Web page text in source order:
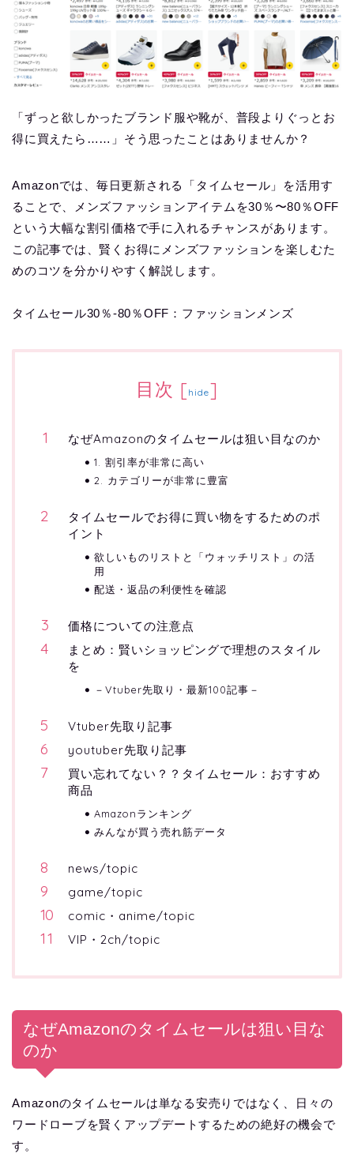
「ずっと欲しかったブランド服や靴が、普段よりぐっとお
得に買えたら……」そう思ったことはありませんか？
Amazonでは、毎日更新される「タイムセール」を活用す
ることで、メンズファッションアイテムを30％〜80％OFF
という大幅な割引価格で手に入れるチャンスがあります。
この記事では、賢くお得にメンズファッションを楽しむた
めのコツを分かりやすく解説します。
タイムセール30％-80％OFF：ファッションメンズ
目次 [hide]
なぜAmazonのタイムセールは狙い目なのか
1. 割引率が非常に高い
2. カテゴリーが非常に豊富
タイムセールでお得に買い物をするためのポ
イント
欲しいものリストと「ウォッチリスト」の活
用
配送・返品の利便性を確認
価格についての注意点
まとめ：賢いショッピングで理想のスタイル
を
－Vtuber先取り・最新100記事－
Vtuber先取り記事
youtuber先取り記事
買い忘れてない？？タイムセール：おすすめ
商品
Amazonランキング
みんなが買う売れ筋データ
news/topic
game/topic
comic・anime/topic
VIP・2ch/topic
なぜAmazonのタイムセールは狙い目な
のか
Amazonのタイムセールは単なる安売りではなく、日々の
ワードローブを賢くアップデートするための絶好の機会で
す。